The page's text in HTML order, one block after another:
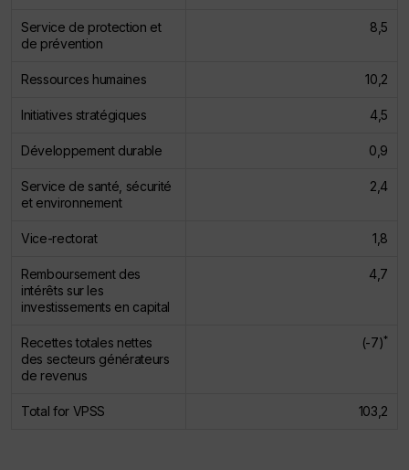
Service de protection et
de prévention
8,5
Ressources humaines 10,2
Initiatives stratégiques 4,5
Développement durable 0,9
Service de santé, sécurité
et environnement
2,4
Vice-rectorat 1,8
Remboursement des
intérêts sur les
investissements en capital
4,7
Recettes totales nettes
des secteurs générateurs
de revenus
(-7)*
Total for VPSS 103,2